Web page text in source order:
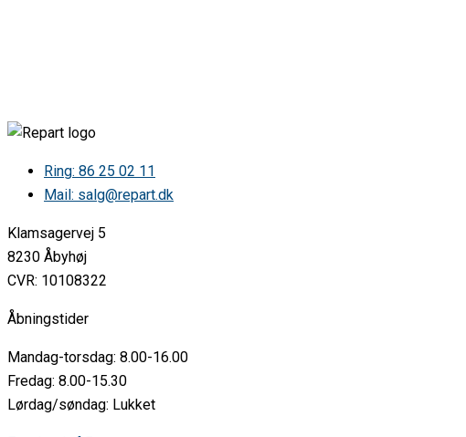
AEG 5120V-MA 948290335 0 0 •
AEG 5120V-MA 948290353 0 0 •
AEG 5120V-MA 948290354 0 0 •
AEG 5120V-W 948290339 0 0 •
AEG 5121V-W 948290370 0 0 •
AEG 6130 • V-B 948290342 0 0
AEG 6130 • V-B 948290345 0 0
AEG 6130 • V-MA 948290343 0 0
AEG 6130 • V-W 948290344 0 0
AEG 6130 • V-W 948290347 0 0
AEG 6130VMA 948290360 0 0 •
AEG 6130V-MA 948290341 0 0 •
AEG 6130VW 948290359 0 0 •
Ring: 86 25 02 11
Mail: salg@repart.dk
Klamsagervej 5
8230 Åbyhøj
CVR: 10108322
Åbningstider
Mandag-torsdag: 8.00-16.00
Fredag: 8.00-15.30
Lørdag/søndag: Lukket